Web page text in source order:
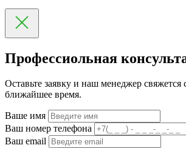
Профессиольная
Оставьте заявку и наш менеджер свяжется
ближайшее время.
Ваше имя
Ваш номер телефона
Ваш email